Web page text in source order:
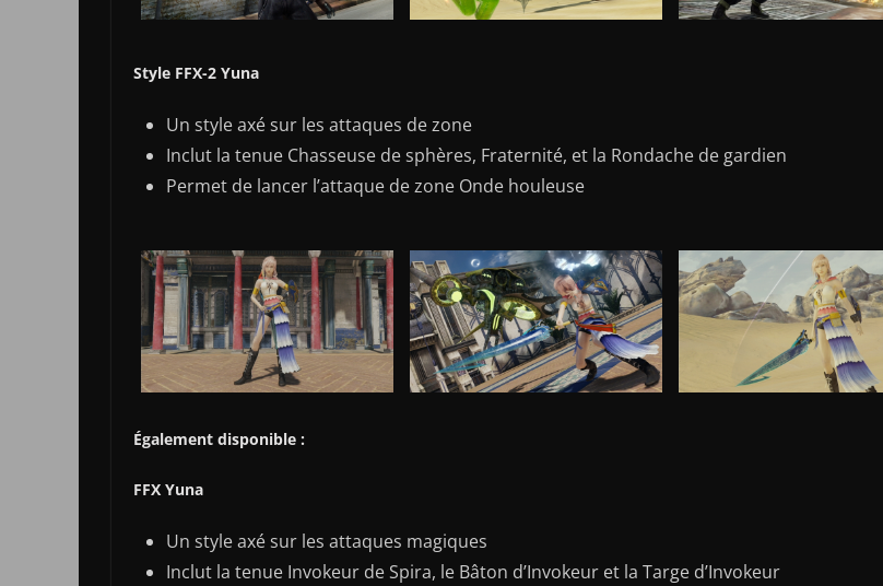
Style FFX-2 Yuna
Un style axé sur les attaques de zone
Inclut la tenue Chasseuse de sphères, Fraternité, et la Rondache de gardien
Permet de lancer l’attaque de zone Onde houleuse
Également disponible :
FFX Yuna
Un style axé sur les attaques magiques
Inclut la tenue Invokeur de Spira, le Bâton d’Invokeur et la Targe d’Invokeur